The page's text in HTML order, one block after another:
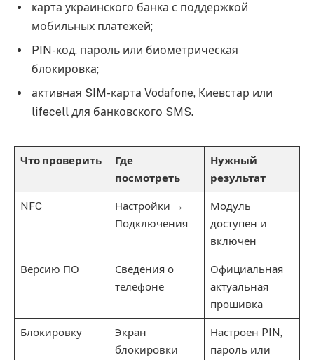
карта украинского банка с поддержкой
мобильных платежей;
PIN-код, пароль или биометрическая
блокировка;
активная SIM-карта Vodafone, Киевстар или
lifecell для банковского SMS.
Что проверить
Где
посмотреть
Нужный
результат
NFC
Настройки →
Подключения
Модуль
доступен и
включен
Версию ПО
Сведения о
телефоне
Официальная
актуальная
прошивка
Блокировку
Экран
блокировки
Настроен PIN,
пароль или